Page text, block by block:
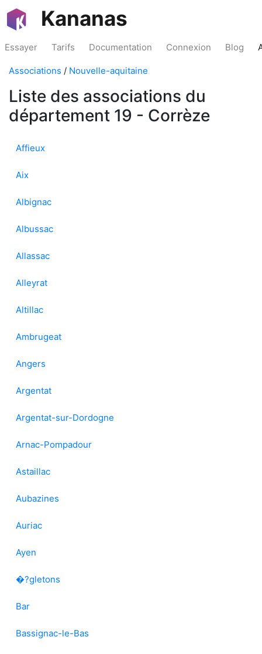
Kananas
Essayer Tarifs Documentation Connexion Blog
Associations / Nouvelle-aquitaine
Liste des associations du
département 19 - Corrèze
Affieux
Aix
Albignac
Albussac
Allassac
Alleyrat
Altillac
Ambrugeat
Angers
Argentat
Argentat-sur-Dordogne
Arnac-Pompadour
Astaillac
Aubazines
Auriac
Ayen
�?gletons
Bar
Bassignac-le-Bas